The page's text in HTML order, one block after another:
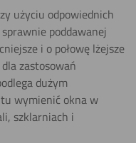
użyciu odpowiednich
poddawanej
i o połowę lżejsze
zastosowań
dużym
wymienić okna w
szklarniach i